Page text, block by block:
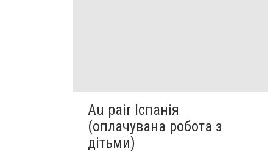
Au pair Іспанія
(оплачувана робота з
дітьми)